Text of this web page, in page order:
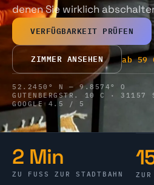
denen Sie wirklich
VERFÜGBARKEIT PRÜFEN
ZIMMER ANSEHEN ab59
52.2450° N — 9.8574° O
GUTENBERGSTR. 10 C · 31157
GOOGLE 4.5 / 5
2 Min
ZU FUSS ZUR STADTBAHN ZUR